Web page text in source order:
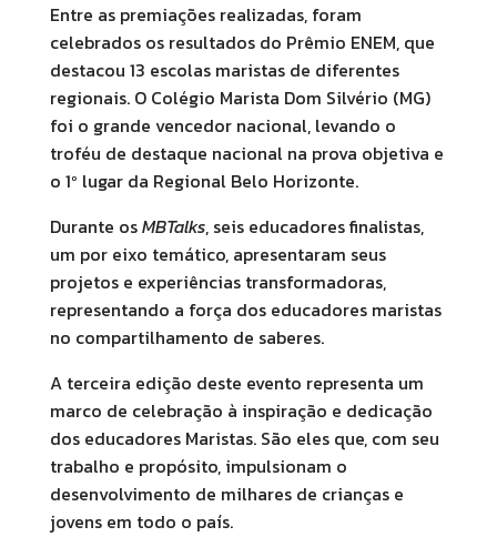
Entre as premiações realizadas, foram
celebrados os resultados do Prêmio ENEM, que
destacou 13 escolas maristas de diferentes
regionais. O Colégio Marista Dom Silvério (MG)
foi o grande vencedor nacional, levando o
troféu de destaque nacional na prova objetiva e
o 1º lugar da Regional Belo Horizonte.
Durante osMBTalks, seis educadores finalistas,
um por eixo temático, apresentaram seus
projetos e experiências transformadoras,
representando a força dos educadores maristas
no compartilhamento de saberes.
A terceira edição deste evento representa um
marco de celebração à inspiração e dedicação
dos educadores Maristas. São eles que, com seu
trabalho e propósito, impulsionam o
desenvolvimento de milhares de crianças e
jovens em todo o país.